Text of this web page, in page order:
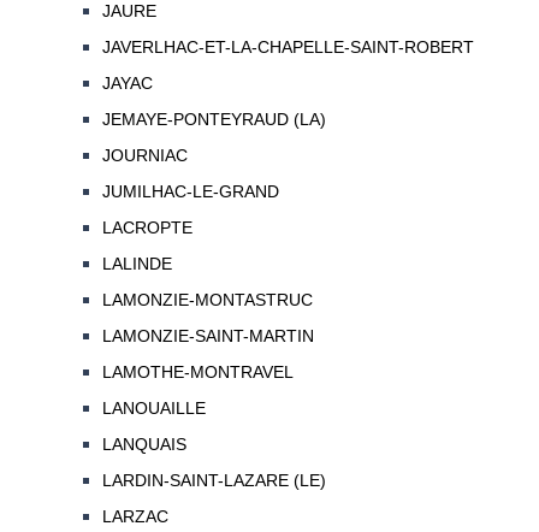
JAURE
JAVERLHAC-ET-LA-CHAPELLE-SAINT-ROBERT
JAYAC
JEMAYE-PONTEYRAUD (LA)
JOURNIAC
JUMILHAC-LE-GRAND
LACROPTE
LALINDE
LAMONZIE-MONTASTRUC
LAMONZIE-SAINT-MARTIN
LAMOTHE-MONTRAVEL
LANOUAILLE
LANQUAIS
LARDIN-SAINT-LAZARE (LE)
LARZAC